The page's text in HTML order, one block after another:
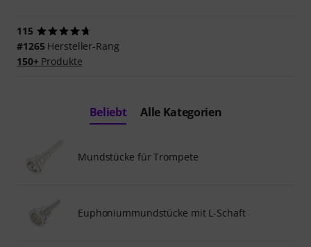
115
#1265 Hersteller-Rang
150+Produkte
Beliebt Alle Kategorien
Mundstücke für Trompete
Euphoniummundstücke mit L-Schaft